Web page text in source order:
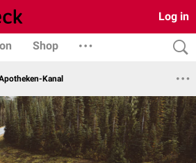
Log in
Shop
Kanal